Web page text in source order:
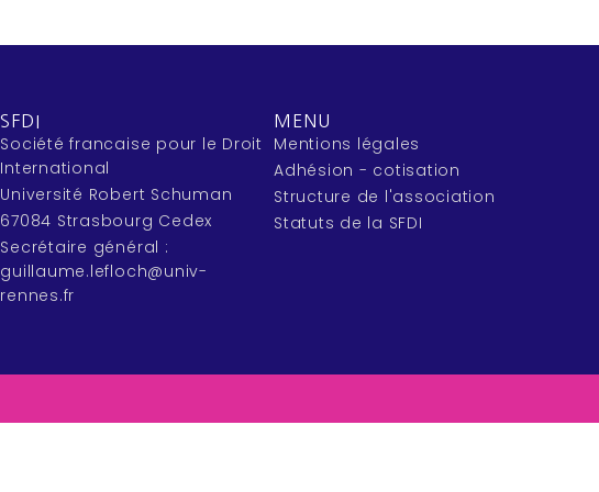
SFDI
Société francaise pour le Droit
International
Université Robert Schuman
67084 Strasbourg Cedex
Secrétaire général :
guillaume.lefloch@univ-
rennes.fr
MENU
Mentions légales
Adhésion - cotisation
Structure de l'association
Statuts de la SFDI